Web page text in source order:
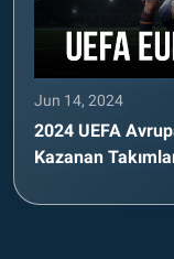
Jun 14, 2024
2024 UEFA
Kazanan